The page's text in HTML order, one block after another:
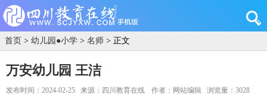
首页 > 幼儿园●小学 > 名师 > 正文
万安幼儿园 王洁
发布时间：2024-02-25 来源：四川教育在线 作者：网站编辑 浏览量：3028